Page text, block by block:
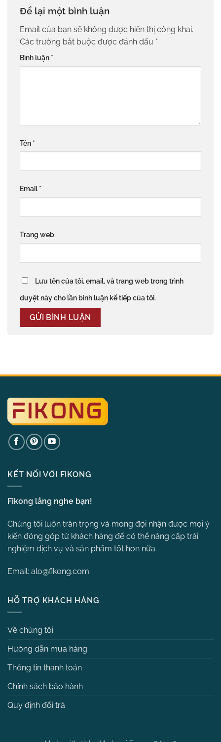
Để lại một bình luận
Email của bạn sẽ không được hiển thị công khai.
Các trường bắt buộc được đánh dấu *
Bình luận *
Tên *
Email*
Trang web
Lưu tên của tôi, email, và trang web trong trình
duyệt này cho lần bình luận kế tiếp của tôi.
KẾT NỐI VỚI FIKONG
Fikong lắng nghe bạn!
Chúng tôi luôn trân trọng và mong đợi nhận được mọi ý
kiến đóng góp từ khách hàng để có thể nâng cấp trải
nghiệm dịch vụ và sản phẩm tốt hơn nữa.
Email: alo@fikong.com
HỖ TRỢ KHÁCH HÀNG
Về chúng tôi
Hướng dẫn mua hàng
Thông tin thanh toán
Chính sách bảo hành
Quy định đổi trả